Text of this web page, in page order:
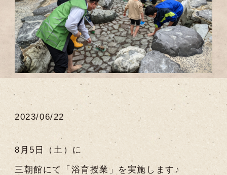
2023/06/22
8月5日（土）に
三朝館にて「浴育授業」を実施します♪